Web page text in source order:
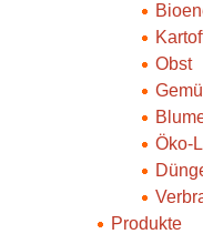
Obst
Öko-
Produkte